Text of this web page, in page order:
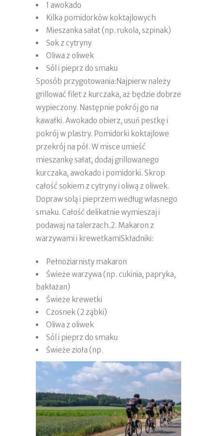
1 awokado
Kilka pomidorków koktajlowych
Mieszanka sałat (np. rukola, szpinak)
Sok z cytryny
Oliwa z oliwek
Sól i pieprz do smaku
Sposób przygotowania:Najpierw należy
grillować filet z kurczaka, aż będzie dobrze
wypieczony. Następnie pokrój go na
kawałki. Awokado obierz, usuń pestkę i
pokrój w plastry. Pomidorki koktajlowe
przekrój na pół. W misce umieść
mieszankę sałat, dodaj grillowanego
kurczaka, awokado i pomidorki. Skrop
całość sokiem z cytryny i oliwą z oliwek.
Dopraw solą i pieprzem według własnego
smaku. Całość delikatnie wymieszaj i
podawaj na talerzach.2. Makaron z
warzywami i krewetkamiSkładniki:
Pełnoziarnisty makaron
Świeże warzywa (np. cukinia, papryka,
bakłażan)
Świeże krewetki
Czosnek (2 ząbki)
Oliwa z oliwek
Sól i pieprz do smaku
Świeże zioła (np.